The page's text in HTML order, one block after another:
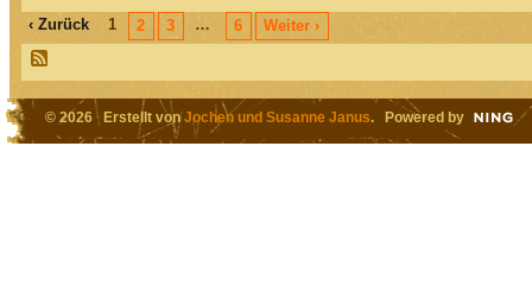
‹ Zurück 1 2 3 … 6 Weiter ›
© 2026 Erstellt vonJochen und Susanne Janus. Powered by